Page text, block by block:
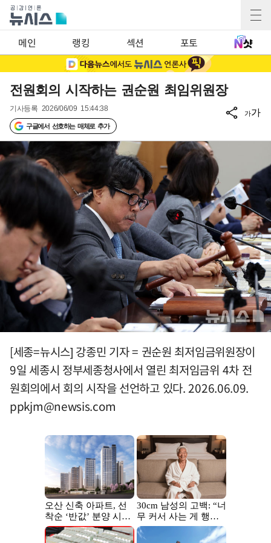
메인 랭킹 섹션 포토
전원회의 시작하는 권순원 최임위원장
기사등록 2026/06/09 15:44:38
구글에서 선호하는 매체로 추가
가가
[세종=뉴시스] 강종민 기자 = 권순원 최저임금위원장이
9일 세종시 정부세종청사에서 열린 최저임금위 4차 전
원회의에서 회의 시작을 선언하고 있다. 2026.06.09.
ppkjm@newsis.com